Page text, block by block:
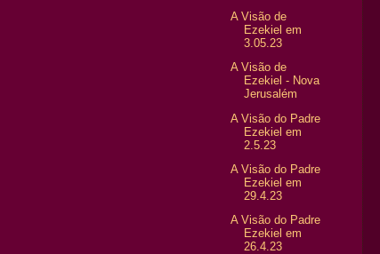
A Visão de
Ezekiel em
3.05.23
A Visão de
Ezekiel - Nova
Jerusalém
A Visão do Padre
Ezekiel em
2.5.23
A Visão do Padre
Ezekiel em
29.4.23
A Visão do Padre
Ezekiel em
26.4.23